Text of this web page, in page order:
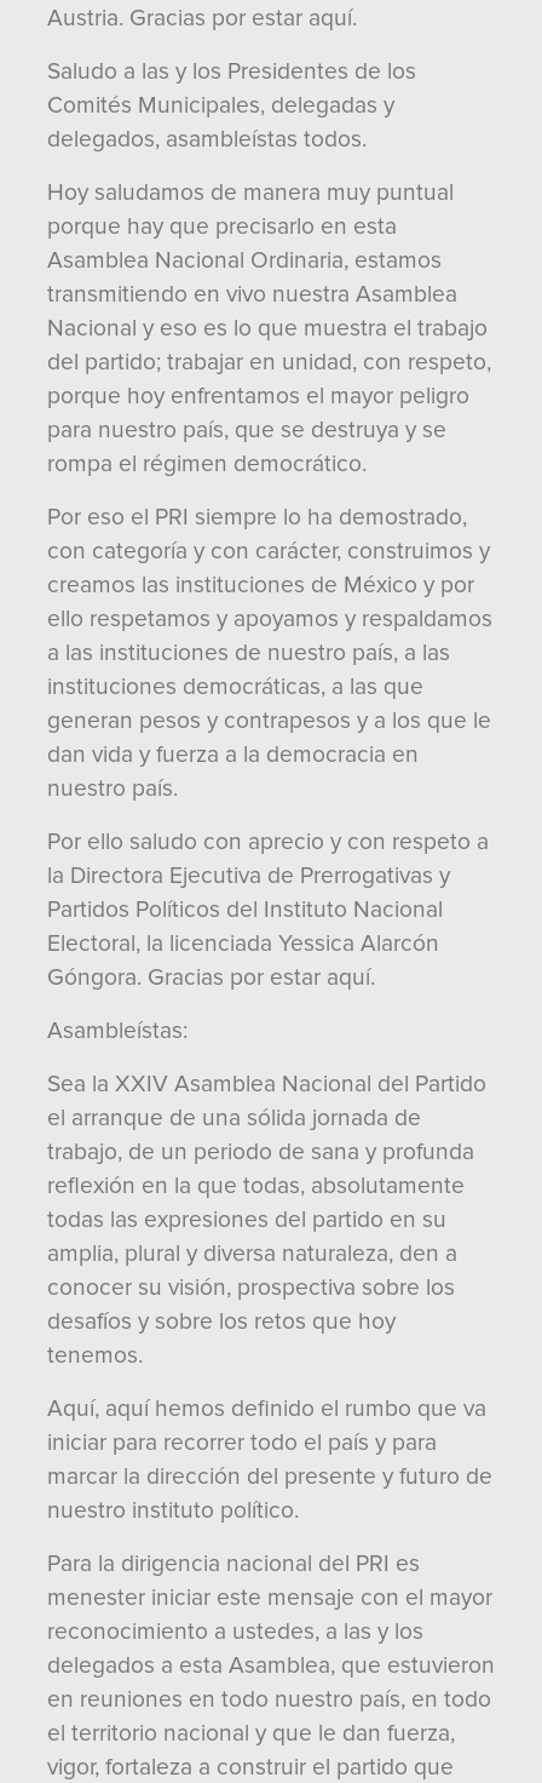
Austria. Gracias por estar aquí.
Saludo a las y los Presidentes de los
Comités Municipales, delegadas y
delegados, asambleístas todos.
Hoy saludamos de manera muy puntual
porque hay que precisarlo en esta
Asamblea Nacional Ordinaria, estamos
transmitiendo en vivo nuestra Asamblea
Nacional y eso es lo que muestra el trabajo
del partido; trabajar en unidad, con respeto,
porque hoy enfrentamos el mayor peligro
para nuestro país, que se destruya y se
rompa el régimen democrático.
Por eso el PRI siempre lo ha demostrado,
con categoría y con carácter, construimos y
creamos las instituciones de México y por
ello respetamos y apoyamos y respaldamos
a las instituciones de nuestro país, a las
instituciones democráticas, a las que
generan pesos y contrapesos y a los que le
dan vida y fuerza a la democracia en
nuestro país.
Por ello saludo con aprecio y con respeto a
la Directora Ejecutiva de Prerrogativas y
Partidos Políticos del Instituto Nacional
Electoral, la licenciada Yessica Alarcón
Góngora. Gracias por estar aquí.
Asambleístas:
Sea la XXIV Asamblea Nacional del Partido
el arranque de una sólida jornada de
trabajo, de un periodo de sana y profunda
reflexión en la que todas, absolutamente
todas las expresiones del partido en su
amplia, plural y diversa naturaleza, den a
conocer su visión, prospectiva sobre los
desafíos y sobre los retos que hoy
tenemos.
Aquí, aquí hemos definido el rumbo que va
iniciar para recorrer todo el país y para
marcar la dirección del presente y futuro de
nuestro instituto político.
Para la dirigencia nacional del PRI es
menester iniciar este mensaje con el mayor
reconocimiento a ustedes, a las y los
delegados a esta Asamblea, que estuvieron
en reuniones en todo nuestro país, en todo
el territorio nacional y que le dan fuerza,
vigor, fortaleza a construir el partido que